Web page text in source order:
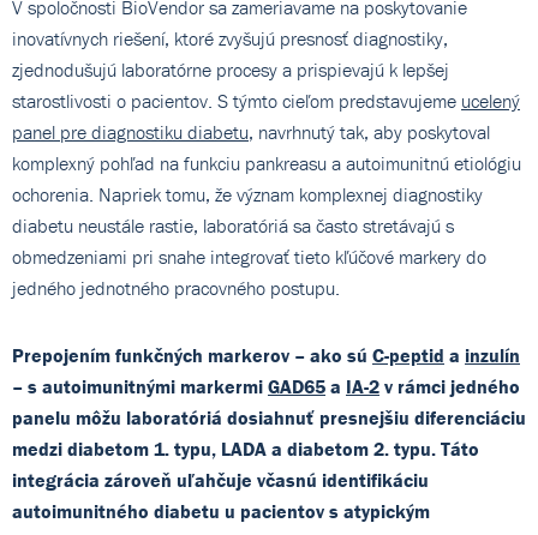
V spoločnosti BioVendor sa zameriavame na poskytovanie
inovatívnych riešení, ktoré zvyšujú presnosť diagnostiky,
zjednodušujú laboratórne procesy a prispievajú k lepšej
starostlivosti o pacientov. S týmto cieľom predstavujeme ucelený
panel pre diagnostiku diabetu, navrhnutý tak, aby poskytoval
komplexný pohľad na funkciu pankreasu a autoimunitnú etiológiu
ochorenia. Napriek tomu, že význam komplexnej diagnostiky
diabetu neustále rastie, laboratóriá sa často stretávajú s
obmedzeniami pri snahe integrovať tieto kľúčové markery do
jedného jednotného pracovného postupu.
Prepojením funkčných markerov – ako sú C-peptid a inzulín
– s autoimunitnými markermi GAD65 a IA-2 v rámci jedného
panelu môžu laboratóriá dosiahnuť presnejšiu diferenciáciu
medzi diabetom 1. typu, LADA a diabetom 2. typu. Táto
integrácia zároveň uľahčuje včasnú identifikáciu
autoimunitného diabetu u pacientov s atypickým